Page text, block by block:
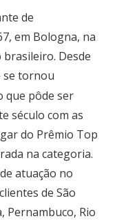
de
em Bologna, na
Desde
se tornou
que pôde ser
século com as
do Prêmio Top
na categoria.
atuação no
de São
Pernambuco, Rio